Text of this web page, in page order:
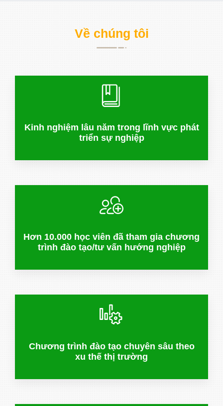
Về chúng tôi
Kinh nghiệm lâu năm trong lĩnh vực phát
triển sự nghiệp
Hơn 10.000 học viên đã tham gia chương
trình đào tạo/tư vấn hướng nghiệp
Chương trình đào tạo chuyên sâu theo
xu thế thị trường